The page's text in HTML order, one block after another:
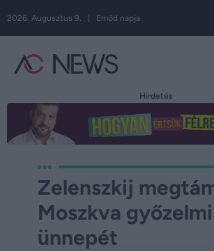
2026. Augusztus 9. | Emőd napja
Hirdetés
Zelenszkij
Moszkva győzelmi
ünnepét